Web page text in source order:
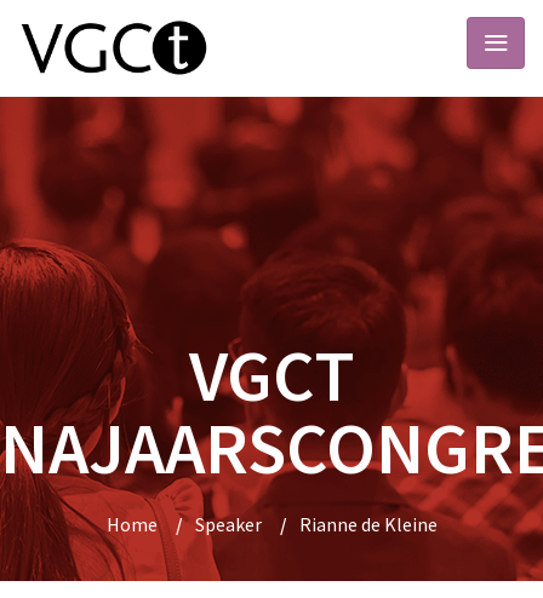
VGCT
Home / Speaker / Rianne de Kleine